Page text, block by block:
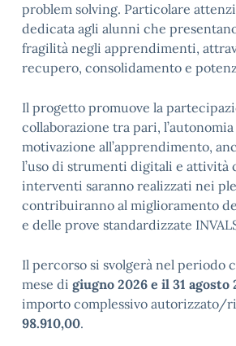
problem solving. Particolare
dedicata agli alunni che
fragilità negli apprendimenti,
recupero, consolidamento e
Il progetto promuove la
collaborazione tra pari,
motivazione all’apprendimento,
l’uso di strumenti digitali e attività
interventi saranno realizzati nei
contribuiranno al miglioramento
e delle prove standardizzate
Il percorso si svolgerà nel periodo
mese di giugno 2026 e il 31 agosto
importo complessivo autorizzato/
98.910,00.